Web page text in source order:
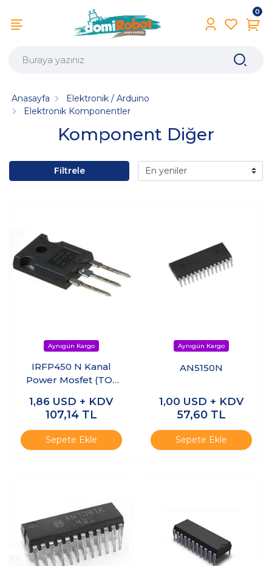
0
Komponent Diğer
Anasayfa
Elektronik / Arduino
Elektronik Komponentler
Filtrele
IRFP450 N Kanal
Power Mosfet (TO-
1,86 USD + KDV
107,14 TL
Sepete Ekle
AN5150N
1,00 USD + KDV
57,60 TL
Sepete Ekle